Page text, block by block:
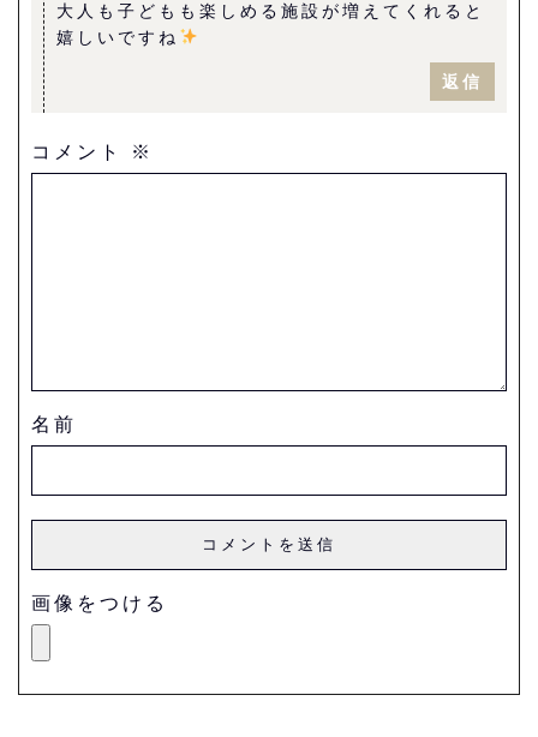
大人も子どもも楽しめる施設が増えてくれると
嬉しいですね
返信
コメント ※
名前
画像をつける